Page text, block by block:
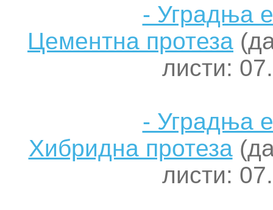
- Уградња
Цементна протеза
листи:
- Уградња
Хибридна протеза
листи: